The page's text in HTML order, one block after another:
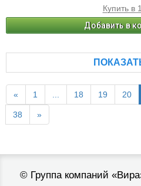
Купить в
Добавить в
« 1 ... 18 19 20
38 »
© Группа компаний